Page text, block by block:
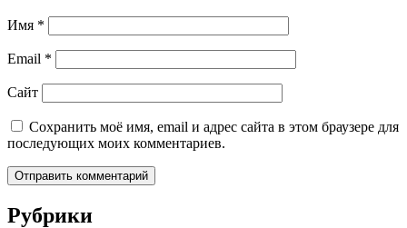
Имя *
Email *
Сайт
Сохранить моё имя, email и адрес сайта в этом браузере для
последующих моих комментариев.
Рубрики